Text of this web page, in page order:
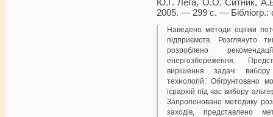
Ю.Г. Лега, О.О. Ситник,
2005. — 299 с. —
Наведено методи оцінки
підприємств. Розглянуто
розроблено
енергозбереження.
вирішення задачі
технологій. Обгрунтовано
ієрархій під час вибору
Запропоновано методику
заходів, представлено